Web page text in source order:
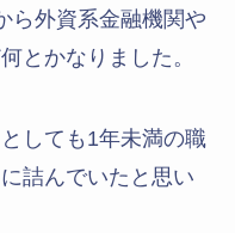
ら外資系金融機関や
とかなりました。
しても1年未満の職
詰んでいたと思い